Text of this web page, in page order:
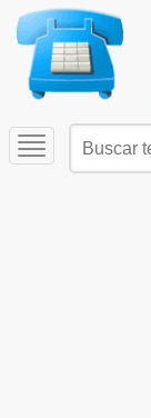
Toggle
navigation